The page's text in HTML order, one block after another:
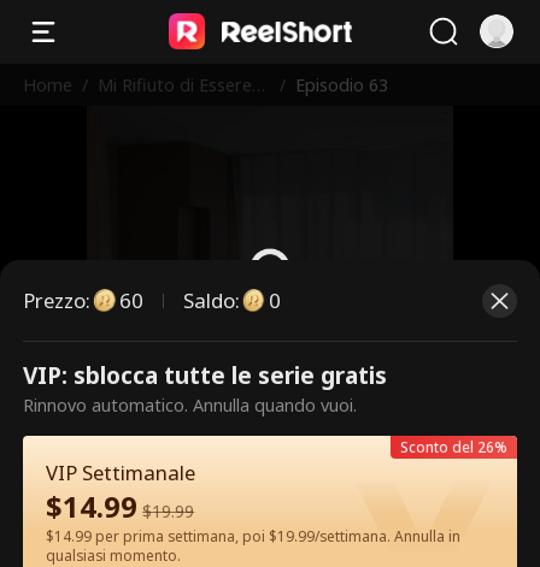
Home / Mi Rifiuto di Essere
/ Episodio 63
Questi sono episodi a pagamento.
Sblocca per guardare.
Prezzo: 60 Saldo: 0
VIP: sblocca tutte le serie gratis
Rinnovo automatico. Annulla quando vuoi.
VIP Settimanale
$14.99 $19.99
$14.99 per prima settimana, poi $19.99/settimana. Annulla in
qualsiasi momento.
Sconto del 26%